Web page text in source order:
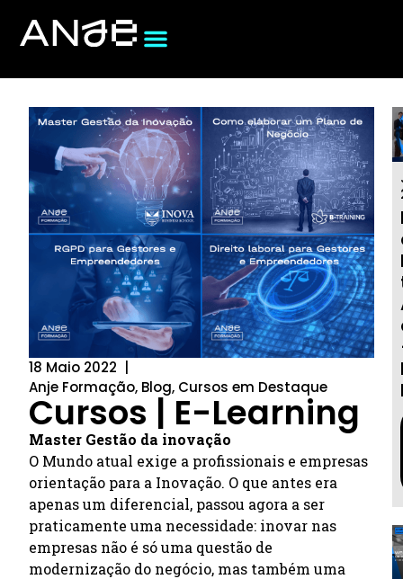
18 Maio 2022
Anje Formação, Blog, Cursos em Destaque
Cursos | E-Learning
Master Gestão da inovação
O Mundo atual exige a profissionais e empresas
orientação para a Inovação. O que antes era
apenas um diferencial, passou agora a ser
praticamente uma necessidade: inovar nas
empresas não é só uma questão de
modernização do negócio, mas também uma